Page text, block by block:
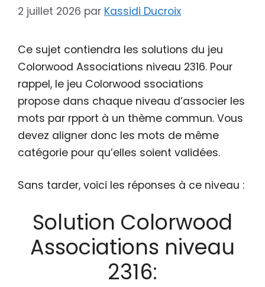
2 juillet 2026 par Kassidi Ducroix
Ce sujet contiendra les solutions du jeu
Colorwood Associations niveau 2316. Pour
rappel, le jeu Colorwood ssociations
propose dans chaque niveau d’associer les
mots par rpport à un thème commun. Vous
devez aligner donc les mots de même
catégorie pour qu’elles soient validées.
Sans tarder, voici les réponses à ce niveau :
Solution Colorwood
Associations niveau
2316: